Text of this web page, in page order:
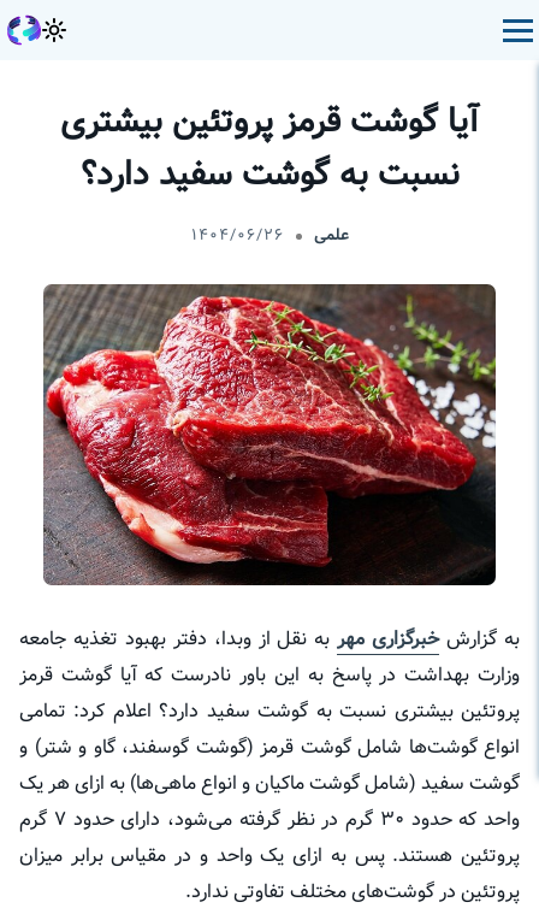
آیا گوشت قرمز پروتئین بیشتری
نسبت به گوشت سفید دارد؟
علمی ۱۴۰۴/۰۶/۲۶
به گزارشخبرگزاری مهربه نقل از وبدا، دفتر بهبود تغذیه جامعه
وزارت بهداشت در پاسخ به این باور نادرست که آیا گوشت قرمز
پروتئین بیشتری نسبت به گوشت سفید دارد؟ اعلام کرد: تمامی
انواع گوشت‌ها شامل گوشت قرمز (گوشت گوسفند، گاو و شتر) و
گوشت سفید (شامل گوشت ماکیان و انواع ماهی‌ها) به ازای هر یک
واحد که حدود ۳۰ گرم در نظر گرفته می‌شود، دارای حدود ۷ گرم
پروتئین هستند. پس به ازای یک واحد و در مقیاس برابر میزان
پروتئین در گوشت‌های مختلف تفاوتی ندارد.